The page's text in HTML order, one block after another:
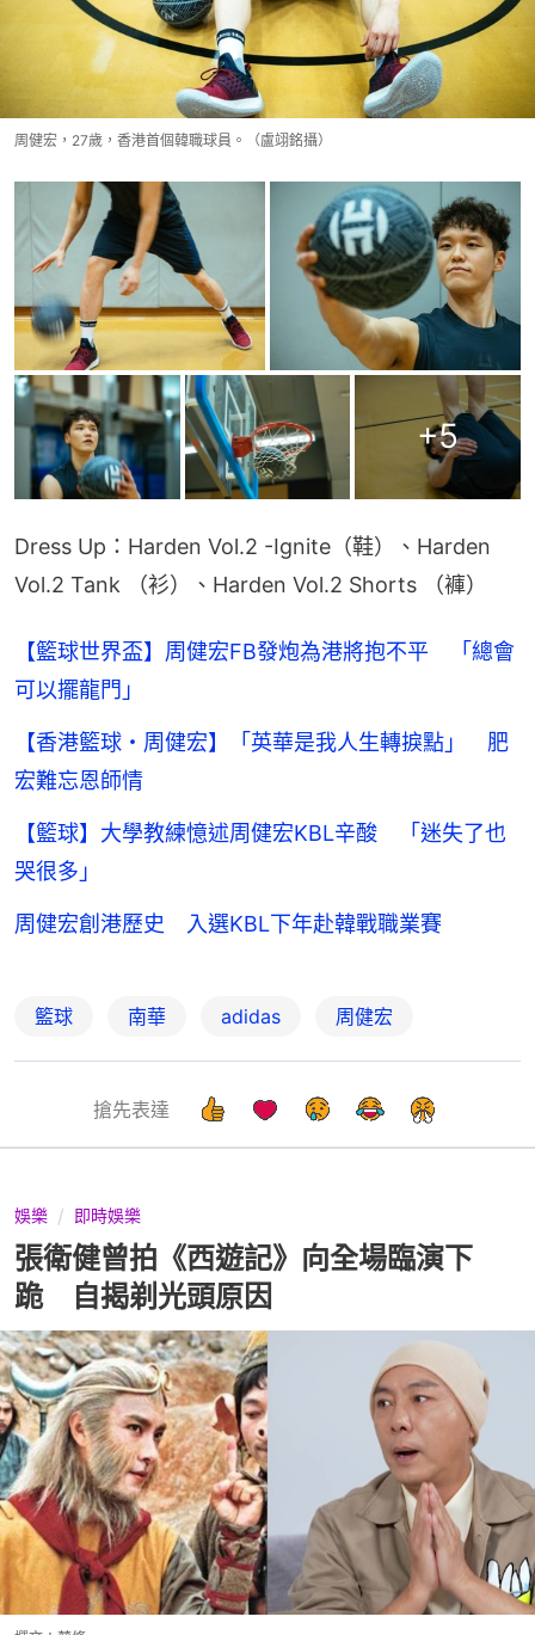
周健宏，27歲，香港首個韓職球員。（盧翊銘攝）
+5
Dress Up：Harden Vol.2 -Ignite（鞋）、Harden
Vol.2 Tank （衫）、Harden Vol.2 Shorts （褲）
【籃球世界盃】周健宏FB發炮為港將抱不平 「總會
可以擺龍門」
【香港籃球・周健宏】「英華是我人生轉捩點」 肥
宏難忘恩師情
【籃球】大學教練憶述周健宏KBL辛酸 「迷失了也
哭很多」
周健宏創港歷史 入選KBL下年赴韓戰職業賽
籃球 南華 adidas 周健宏
搶先表達
娛樂 即時娛樂
張衛健曾拍《西遊記》向全場臨演下
跪 自揭剃光頭原因